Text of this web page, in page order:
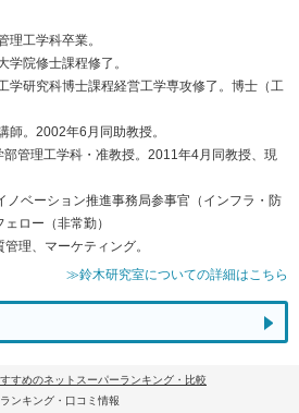
理工学科卒業。
学院修士課程修了。
学研究科博士課程経営工学専攻修了。博士（工
師。2002年6月同助教授。
管理工学科・准教授。2011年4月同教授、現
ノベーション推進事務局参事官（インフラ・防
ロー（非常勤）
理、マーケティング。
≫鈴木研究室についての詳細はこちら
すめのネットスーパーランキング・比較
ンキング・口コミ情報